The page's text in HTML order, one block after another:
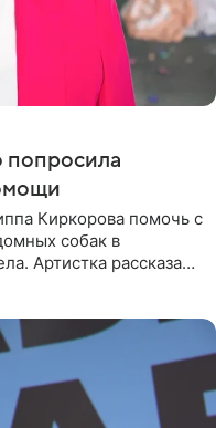
попросила
Киркорова помочь с
собак в
Артистка рассказала